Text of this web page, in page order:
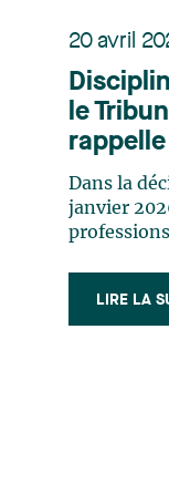
20 avril
le
de
Dans la
janvier
disciplinaire. Dans cette affaire,
l’audience
LIRE LA